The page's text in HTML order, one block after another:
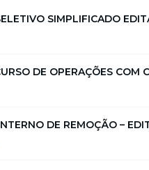
SIMPLIFICADO
DE OPERAÇÕES COM
DE REMOÇÃO –